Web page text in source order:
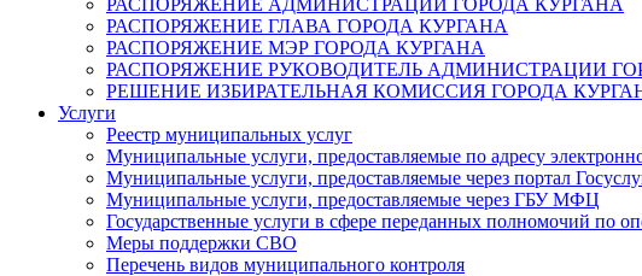
РАСПОРЯЖЕНИЕ АДМИНИСТРАЦИИ ГОРОДА КУРГАНА
РАСПОРЯЖЕНИЕ ГЛАВА ГОРОДА КУРГАНА
РАСПОРЯЖЕНИЕ МЭР ГОРОДА КУРГАНА
РАСПОРЯЖЕНИЕ РУКОВОДИТЕЛЬ АДМИНИСТРАЦИИ
РЕШЕНИЕ ИЗБИРАТЕЛЬНАЯ КОМИССИЯ ГОРОДА
Услуги
Реестр муниципальных услуг
Муниципальные услуги, предоставляемые по адресу
Муниципальные услуги, предоставляемые через портал
Муниципальные услуги, предоставляемые через ГБУ МФЦ
Государственные услуги в сфере переданных полномочий по
Меры поддержки СВО
Перечень видов муниципального контроля